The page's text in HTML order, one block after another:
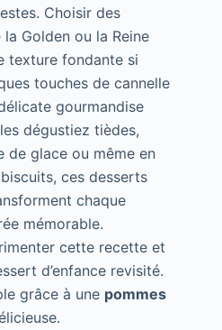
Choisir des
Golden ou la Reine
texture fondante si
touches de cannelle
gourmandise
dégustiez tièdes,
de glace ou même en
ces desserts
chaque
mémorable.
cette recette et
d’enfance revisité.
grâce à une pommes